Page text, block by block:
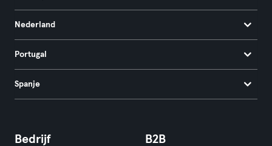
Nederland
Portugal
Spanje
Bedrijf B2B